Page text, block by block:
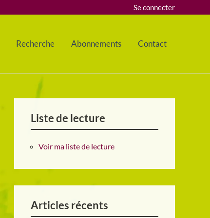
Se connecter
Recherche Abonnements Contact
Liste de lecture
Voir ma liste de lecture
Articles récents